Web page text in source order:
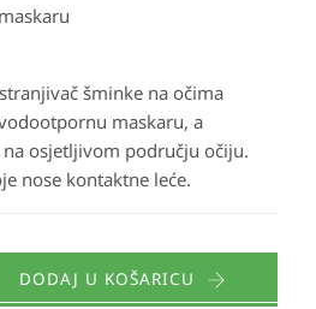
šminke na očima
maskaru, a
osjetljivom području očiju.
nose kontaktne leće.
DODAJ U KOŠARICU